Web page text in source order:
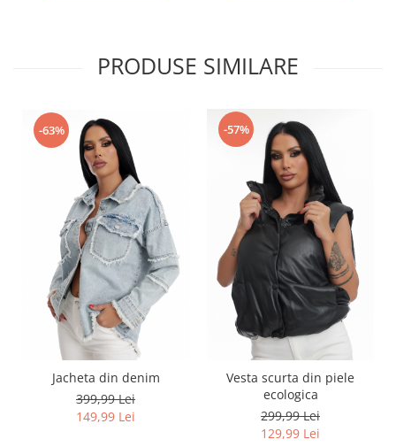
PRODUSE SIMILARE
-63%
Jacheta din denim
399,99 Lei
149,99 Lei
-57%
Vesta scurta din piele
ecologica
299,99 Lei
129,99 Lei